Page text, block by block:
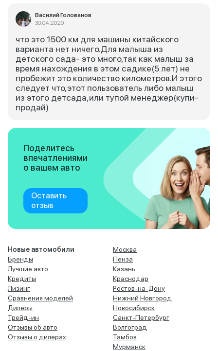
Василий Голованов
30.04.2020
что это 1500 км для машины китайского
варианта нет ничего.Для малыша из
детского сада- это много,так как малыш за
время нахождения в этом садике(5 лет) не
пробежит это количество километров.И этого
следует что,этот пользователь либо малыш
из этого детсада,или тупой менеджер(купи-
продай)
Поделитесь
впечатлениями
о вашем авто
Оставить
отзыв
Новые автомобили
Бренды
Лучшие авто
Кредиты
Лизинг
Сравнения моделей
Дилеры
Трейд-ин
Отзывы об авто
Отзывы о дилерах
Москва
Пенза
Казань
Краснодар
Ростов-на-Дону
Нижний Новгород
Новосибирск
Санкт-Петербург
Волгоград
Тамбов
Мурманск